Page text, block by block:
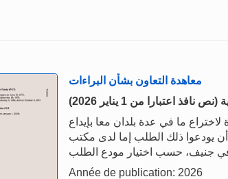
معاهدة التعاون بشأن البراءات
ما في عدة بلدان معا بإيداع
أن يودعوا ذلك الطلب إما لدى مكتب
Année de publication: 2026